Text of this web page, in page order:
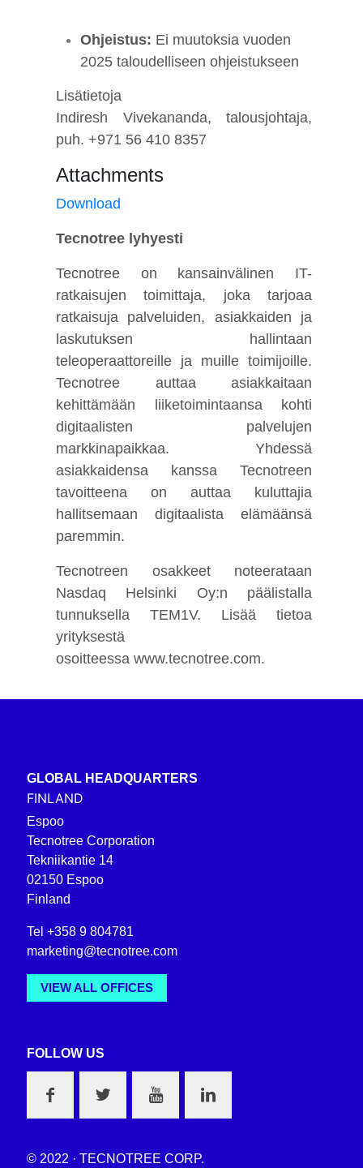
Ohjeistus: Ei muutoksia vuoden
2025 taloudelliseen ohjeistukseen
Lisätietoja
Indiresh Vivekananda, talousjohtaja,
puh. +971 56 410 8357
Attachments
Download
Tecnotree lyhyesti
Tecnotree on kansainvälinen IT-
ratkaisujen toimittaja, joka tarjoaa
ratkaisuja palveluiden, asiakkaiden ja
laskutuksen hallintaan
teleoperaattoreille ja muille toimijoille.
Tecnotree auttaa asiakkaitaan
kehittämään liiketoimintaansa kohti
digitaalisten palvelujen
markkinapaikkaa. Yhdessä
asiakkaidensa kanssa Tecnotreen
tavoitteena on auttaa kuluttajia
hallitsemaan digitaalista elämäänsä
paremmin.
Tecnotreen osakkeet noteerataan
Nasdaq Helsinki Oy:n päälistalla
tunnuksella TEM1V. Lisää tietoa
yrityksestä
osoitteessawww.tecnotree.com.
GLOBAL HEADQUARTERS
FINLAND
Espoo
Tecnotree Corporation
Tekniikantie 14
02150 Espoo
Finland
Tel +358 9 804781
marketing@tecnotree.com
VIEW ALL OFFICES
FOLLOW US
© 2022 · TECNOTREE CORP.